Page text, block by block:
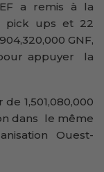
a remis à la
pick ups et 22
GNF,
appuyer la
1,501,080,000
dans le même
Ouest-